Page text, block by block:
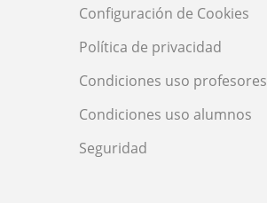
Configuración de Cookies
Política de privacidad
Condiciones uso profesores
Condiciones uso alumnos
Seguridad